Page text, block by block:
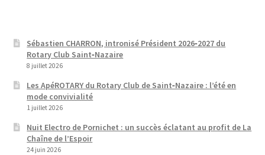
Sébastien CHARRON, intronisé Président 2026‑2027 du
Rotary Club Saint‑Nazaire
8 juillet 2026
Les ApéROTARY du Rotary Club de Saint‑Nazaire : l’été en
mode convivialité
1 juillet 2026
Nuit Electro de Pornichet : un succès éclatant au profit de La
Chaîne de l’Espoir
24 juin 2026